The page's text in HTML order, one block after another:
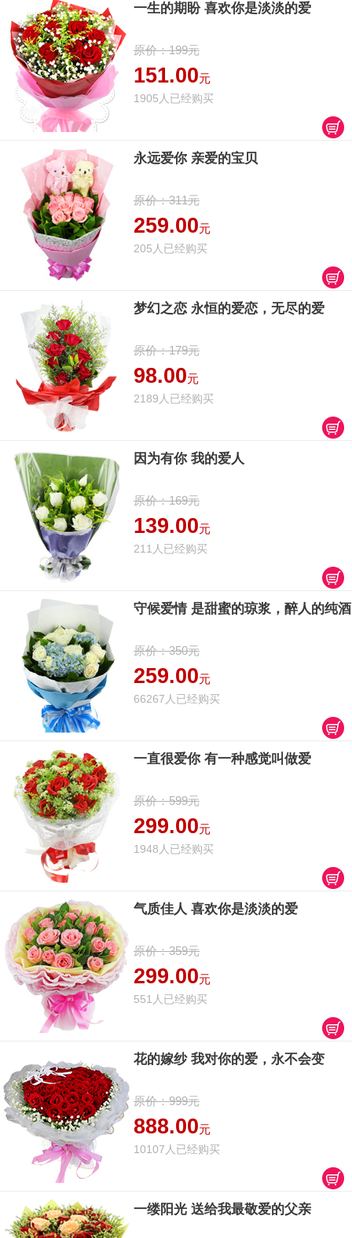
一生的期盼 喜欢你是淡淡的爱
原价：199元
151.00元
1905人已经购买
永远爱你 亲爱的宝贝
原价：311元
259.00元
205人已经购买
梦幻之恋 永恒的爱恋，无尽的爱
原价：179元
98.00元
2189人已经购买
因为有你 我的爱人
原价：169元
139.00元
211人已经购买
守候爱情 是甜蜜的琼浆，醉人的纯酒
原价：350元
259.00元
66267人已经购买
一直很爱你 有一种感觉叫做爱
原价：599元
299.00元
1948人已经购买
气质佳人 喜欢你是淡淡的爱
原价：359元
299.00元
551人已经购买
花的嫁纱 我对你的爱，永不会变
原价：999元
888.00元
10107人已经购买
一缕阳光 送给我最敬爱的父亲